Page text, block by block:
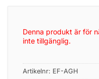
Denna produkt är för
inte tillgänglig.
Artikelnr: EF-AGH